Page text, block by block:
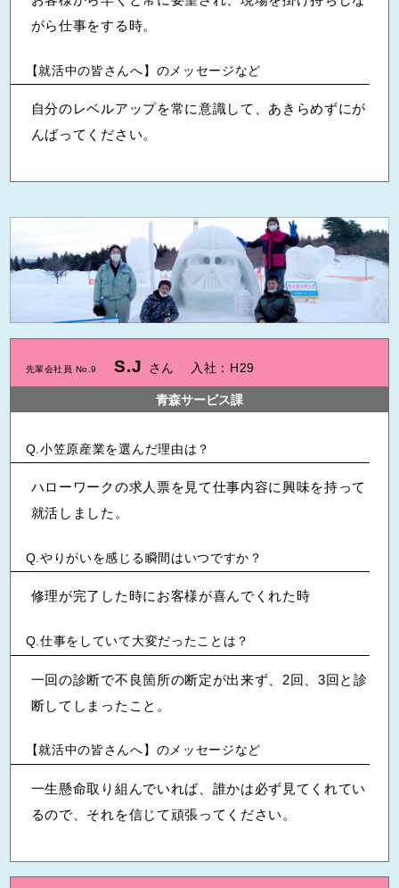
がら仕事をする時。
【就活中の皆さんへ】のメッセージなど
自分のレベルアップを常に意識して、あきらめずにが
んばってください。
先輩会社員 No.9 S.J さん 入社：H29
青森サービス課
小笠原産業を選んだ理由は？
ハローワークの求人票を見て仕事内容に興味を持って
就活しました。
やりがいを感じる瞬間はいつですか？
修理が完了した時にお客様が喜んでくれた時
仕事をしていて大変だったことは？
一回の診断で不良箇所の断定が出来ず、2回、3回と診
断してしまったこと。
【就活中の皆さんへ】のメッセージなど
一生懸命取り組んでいれば、誰かは必ず見てくれてい
るので、それを信じて頑張ってください。